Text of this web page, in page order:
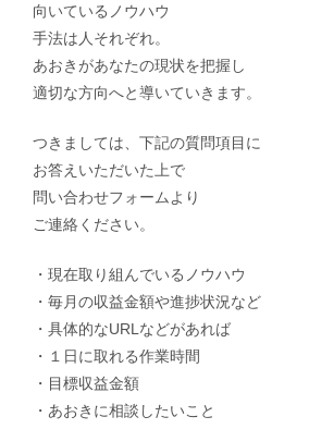
向いているノウハウ
手法は人それぞれ。
あおきがあなたの現状を把握し
適切な方向へと導いていきます。
つきましては、下記の質問項目に
お答えいただいた上で
問い合わせフォームより
ご連絡ください。
・現在取り組んでいるノウハウ
・毎月の収益金額や進捗状況など
・具体的なURLなどがあれば
・１日に取れる作業時間
・目標収益金額
・あおきに相談したいこと